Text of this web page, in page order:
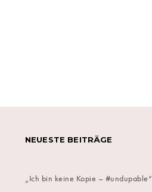
NEUESTE BEITRÄGE
„Ich bin keine Kopie – #undupable“